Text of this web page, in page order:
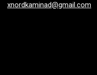
xnordkaminad@gmail.com